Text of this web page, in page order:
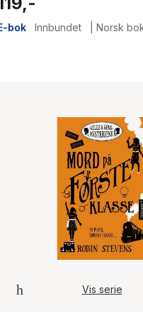
bok Innbundet Norsk
Vis serie